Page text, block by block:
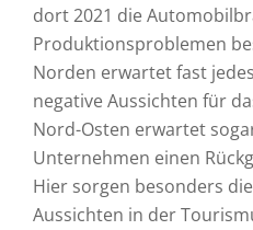
dort 2021 die
Produktionsproblemen
Norden erwartet fast
negative Aussichten für
Nord-Osten erwartet
Unternehmen einen
Hier sorgen besonders
Aussichten in der